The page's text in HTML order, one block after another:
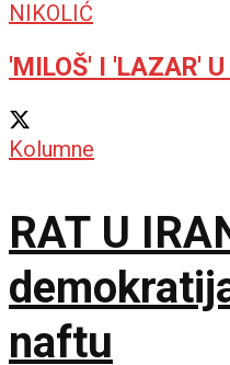
'MILOŠ' I 'LAZAR'
Kolumne
RAT U
naftu